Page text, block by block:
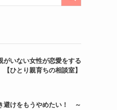
がいない女性が恋愛をする
ひとり親育ちの相談室】
避けをもうやめたい！ ～